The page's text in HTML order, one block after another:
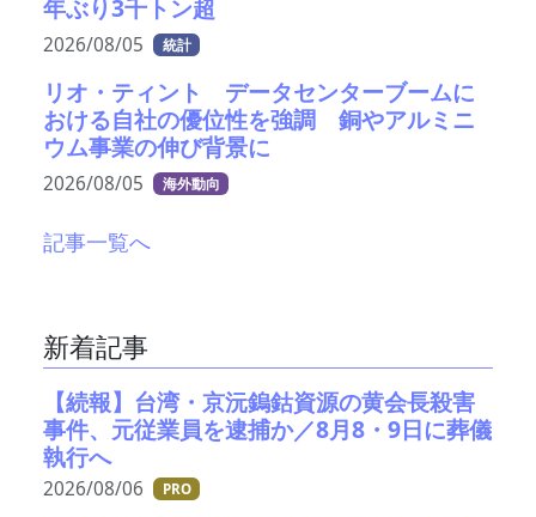
年ぶり3千トン超
2026/08/05 統計
リオ・ティント データセンターブームに
おける自社の優位性を強調 銅やアルミニ
ウム事業の伸び背景に
2026/08/05 海外動向
記事一覧へ
新着記事
【続報】台湾・京沅鎢鈷資源の黄会長殺害
事件、元従業員を逮捕か／8月8・9日に葬儀
執行へ
2026/08/06 PRO